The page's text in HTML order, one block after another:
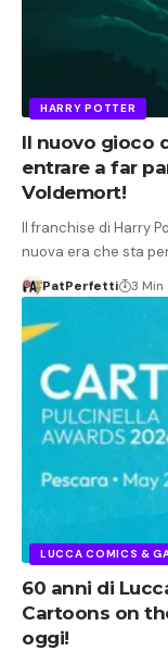
HARRY POTTER
Il nuovo gioco
entrare a far
Voldemort!
Il franchise di Harry
nuova era che sta
PatPerfetti 3 Min
LUCCA COMICS &
60 anni di
Cartoons on
oggi!